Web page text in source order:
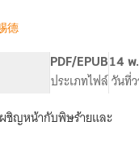
德
PDF/EPUB
ประเภทไฟล์
14 พ
วันที่
ชิญหน้ากับพิษร้ายและ